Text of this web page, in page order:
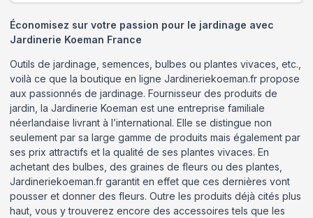
Économisez sur votre passion pour le jardinage avec
Jardinerie Koeman France
Outils de jardinage, semences, bulbes ou plantes vivaces, etc.,
voilà ce que la boutique en ligne Jardineriekoeman.fr propose
aux passionnés de jardinage. Fournisseur des produits de
jardin, la Jardinerie Koeman est une entreprise familiale
néerlandaise livrant à l’international. Elle se distingue non
seulement par sa large gamme de produits mais également par
ses prix attractifs et la qualité de ses plantes vivaces. En
achetant des bulbes, des graines de fleurs ou des plantes,
Jardineriekoeman.fr garantit en effet que ces dernières vont
pousser et donner des fleurs. Outre les produits déjà cités plus
haut, vous y trouverez encore des accessoires tels que les